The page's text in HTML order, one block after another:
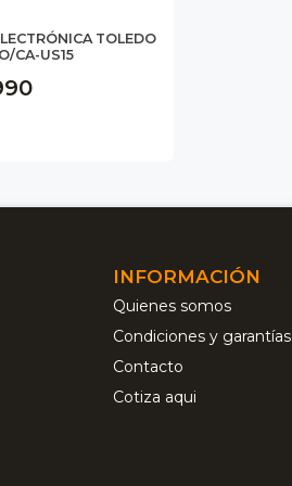
TOLEDO
CA-US15
INFORMACIÓN
Quienes somos
Condiciones y garantías
Contacto
Cotiza aqui